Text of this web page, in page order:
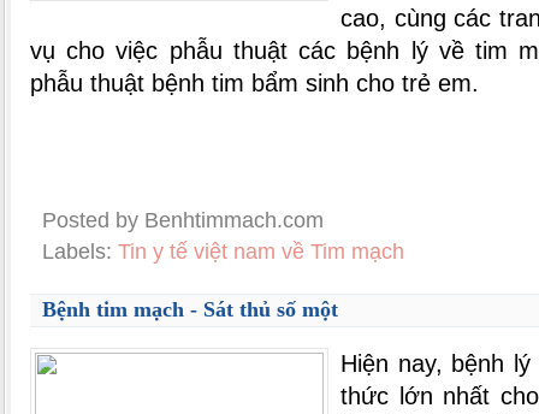
cao, cùng các
vụ cho việc phẫu thuật các bệnh lý về tim
phẫu thuật bệnh tim bẩm sinh cho trẻ em.
Posted by Benhtimmach.com
Labels: Tin y tế việt nam về Tim mạch
Bệnh tim mạch - Sát thủ số một
Hiện nay, bệnh
thức lớn nhất